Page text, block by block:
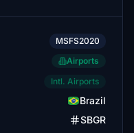
MSFS2020
Airports
Intl. Airports
Brazil
SBGR